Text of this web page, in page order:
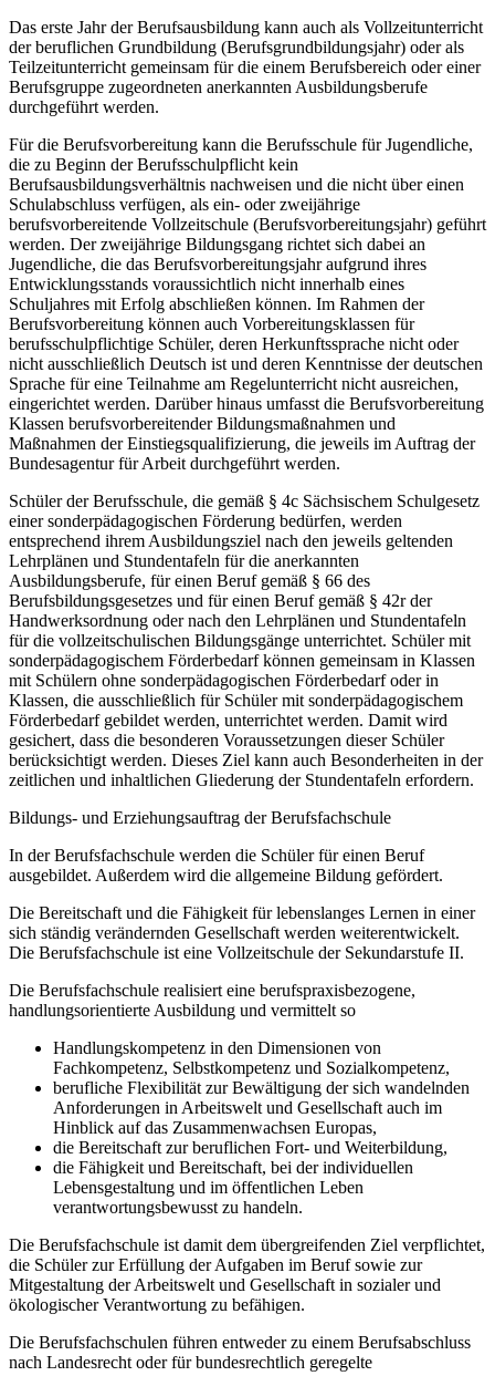
Das erste Jahr der Berufsausbildung kann auch als Vollzeitunterricht
der beruflichen Grundbildung (Berufsgrundbildungsjahr) oder als
Teilzeitunterricht gemeinsam für die einem Berufsbereich oder einer
Berufsgruppe zugeordneten anerkannten Ausbildungsberufe
durchgeführt werden.
Für die Berufsvorbereitung kann die Berufsschule für Jugendliche,
die zu Beginn der Berufsschulpflicht kein
Berufsausbildungsverhältnis nachweisen und die nicht über einen
Schulabschluss verfügen, als ein- oder zweijährige
berufsvorbereitende Vollzeitschule (Berufsvorbereitungsjahr) geführt
werden. Der zweijährige Bildungsgang richtet sich dabei an
Jugendliche, die das Berufsvorbereitungsjahr aufgrund ihres
Entwicklungsstands voraussichtlich nicht innerhalb eines
Schuljahres mit Erfolg abschließen können. Im Rahmen der
Berufsvorbereitung können auch Vorbereitungsklassen für
berufsschulpflichtige Schüler, deren Herkunftssprache nicht oder
nicht ausschließlich Deutsch ist und deren Kenntnisse der deutschen
Sprache für eine Teilnahme am Regelunterricht nicht ausreichen,
eingerichtet werden. Darüber hinaus umfasst die Berufsvorbereitung
Klassen berufsvorbereitender Bildungsmaßnahmen und
Maßnahmen der Einstiegsqualifizierung, die jeweils im Auftrag der
Bundesagentur für Arbeit durchgeführt werden.
Schüler der Berufsschule, die gemäß § 4c Sächsischem Schulgesetz
einer sonderpädagogischen Förderung bedürfen, werden
entsprechend ihrem Ausbildungsziel nach den jeweils geltenden
Lehrplänen und Stundentafeln für die anerkannten
Ausbildungsberufe, für einen Beruf gemäß § 66 des
Berufsbildungsgesetzes und für einen Beruf gemäß § 42r der
Handwerksordnung oder nach den Lehrplänen und Stundentafeln
für die vollzeitschulischen Bildungsgänge unterrichtet. Schüler mit
sonderpädagogischem Förderbedarf können gemeinsam in Klassen
mit Schülern ohne sonderpädagogischen Förderbedarf oder in
Klassen, die ausschließlich für Schüler mit sonderpädagogischem
Förderbedarf gebildet werden, unterrichtet werden. Damit wird
gesichert, dass die besonderen Voraussetzungen dieser Schüler
berücksichtigt werden. Dieses Ziel kann auch Besonderheiten in der
zeitlichen und inhaltlichen Gliederung der Stundentafeln erfordern.
Bildungs- und Erziehungsauftrag der Berufsfachschule
In der Berufsfachschule werden die Schüler für einen Beruf
ausgebildet. Außerdem wird die allgemeine Bildung gefördert.
Die Bereitschaft und die Fähigkeit für lebenslanges Lernen in einer
sich ständig verändernden Gesellschaft werden weiterentwickelt.
Die Berufsfachschule ist eine Vollzeitschule der Sekundarstufe II.
Die Berufsfachschule realisiert eine berufspraxisbezogene,
handlungsorientierte Ausbildung und vermittelt so
Handlungskompetenz in den Dimensionen von
Fachkompetenz, Selbstkompetenz und Sozialkompetenz,
berufliche Flexibilität zur Bewältigung der sich wandelnden
Anforderungen in Arbeitswelt und Gesellschaft auch im
Hinblick auf das Zusammenwachsen Europas,
die Bereitschaft zur beruflichen Fort- und Weiterbildung,
die Fähigkeit und Bereitschaft, bei der individuellen
Lebensgestaltung und im öffentlichen Leben
verantwortungsbewusst zu handeln.
Die Berufsfachschule ist damit dem übergreifenden Ziel verpflichtet,
die Schüler zur Erfüllung der Aufgaben im Beruf sowie zur
Mitgestaltung der Arbeitswelt und Gesellschaft in sozialer und
ökologischer Verantwortung zu befähigen.
Die Berufsfachschulen führen entweder zu einem Berufsabschluss
nach Landesrecht oder für bundesrechtlich geregelte